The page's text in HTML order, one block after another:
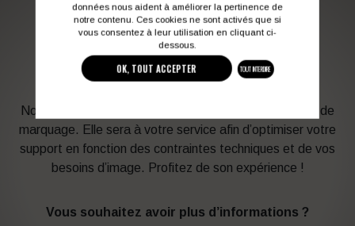
PERSONNALISATION DE VOS VÊTEMENTS DE
TRAVAIL
Notre graphiste connait les produits et les techniques de
marquage. Elle sera à votre service afin d’optimiser votre
support en fonction des contraintes techniques et de vos
besoins d’image. Profitez de son expérience !
Vous souhaitez avoir plus d’informations ?
données nous aident à améliorer la pertinence de
notre contenu. Ces cookies ne sont activés que si
vous consentez à leur utilisation en cliquant ci-
dessous.
OK, TOUT ACCEPTER TOUT INTERDIRE